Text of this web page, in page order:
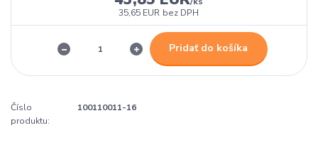
35,65 EUR bez DPH
Pridať do košíka
Číslo
produktu:
100110011-16